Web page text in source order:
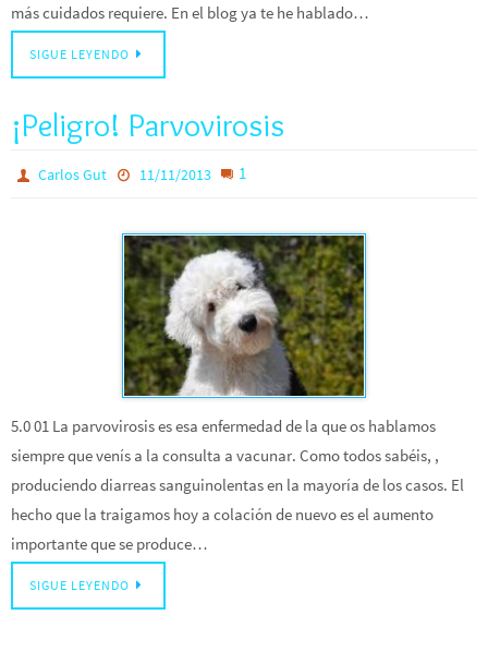
más cuidados requiere. En el blog ya te he hablado…
SIGUE LEYENDO
¡Peligro! Parvovirosis
Carlos Gut 11/11/2013 1
5.0 01 La parvovirosis es esa enfermedad de la que os hablamos
siempre que venís a la consulta a vacunar. Como todos sabéis, ,
produciendo diarreas sanguinolentas en la mayoría de los casos. El
hecho que la traigamos hoy a colación de nuevo es el aumento
importante que se produce…
SIGUE LEYENDO